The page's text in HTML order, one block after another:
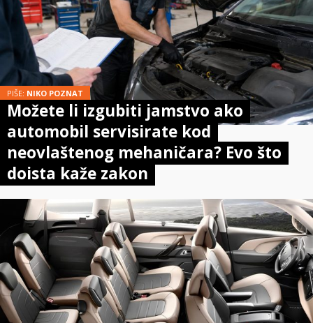
PIŠE: NIKO POZNAT
Možete li izgubiti jamstvo ako
automobil servisirate kod
neovlaštenog mehaničara? Evo što
doista kaže zakon